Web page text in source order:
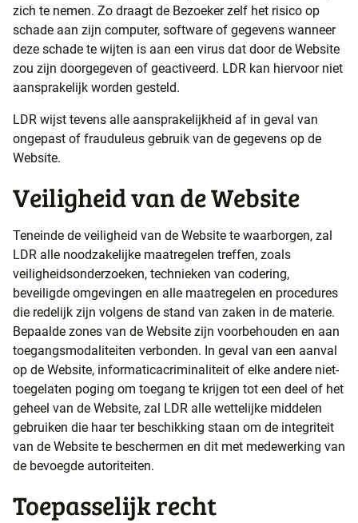
zich te nemen. Zo draagt de Bezoeker zelf het risico op
schade aan zijn computer, software of gegevens wanneer
deze schade te wijten is aan een virus dat door de Website
zou zijn doorgegeven of geactiveerd. LDR kan hiervoor niet
aansprakelijk worden gesteld.
LDR wijst tevens alle aansprakelijkheid af in geval van
ongepast of frauduleus gebruik van de gegevens op de
Website.
Veiligheid van de Website
Teneinde de veiligheid van de Website te waarborgen, zal
LDR alle noodzakelijke maatregelen treffen, zoals
veiligheidsonderzoeken, technieken van codering,
beveiligde omgevingen en alle maatregelen en procedures
die redelijk zijn volgens de stand van zaken in de materie.
Bepaalde zones van de Website zijn voorbehouden en aan
toegangsmodaliteiten verbonden. In geval van een aanval
op de Website, informaticacriminaliteit of elke andere niet-
toegelaten poging om toegang te krijgen tot een deel of het
geheel van de Website, zal LDR alle wettelijke middelen
gebruiken die haar ter beschikking staan om de integriteit
van de Website te beschermen en dit met medewerking van
de bevoegde autoriteiten.
Toepasselijk recht